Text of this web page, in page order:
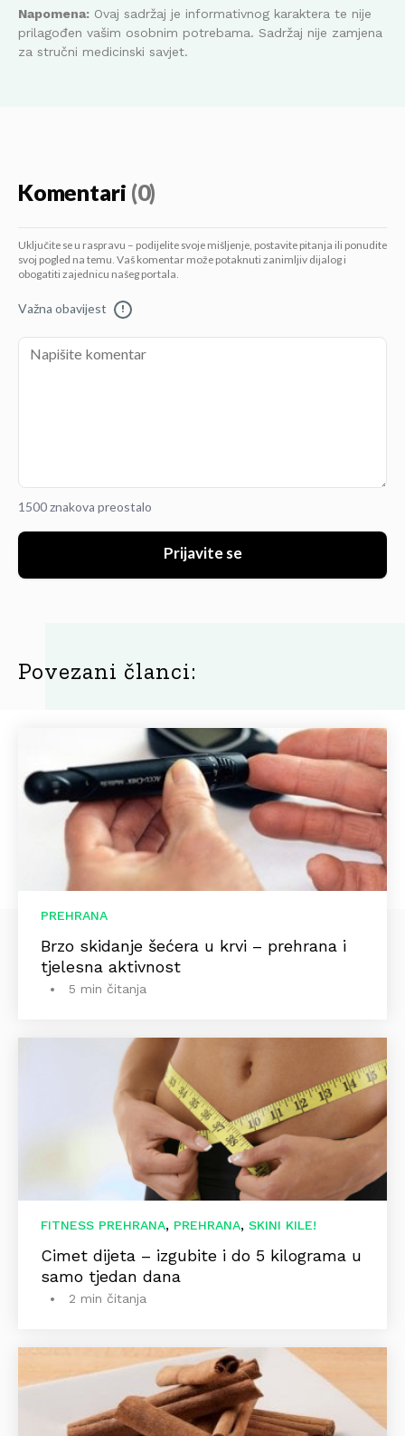
Napomena: Ovaj sadržaj je informativnog karaktera te nije
prilagođen vašim osobnim potrebama. Sadržaj nije zamjena
za stručni medicinski savjet.
Komentari (0)
Uključite se u raspravu – podijelite svoje mišljenje, postavite pitanja ili ponudite
svoj pogled na temu. Vaš komentar može potaknuti zanimljiv dijalog i
obogatiti zajednicu našeg portala.
Važna obavijest !
1500 znakova preostalo
Prijavite se
Povezani članci:
PREHRANA
Brzo skidanje šećera u krvi – prehrana i
tjelesna aktivnost
5 min čitanja
FITNESS PREHRANA, PREHRANA, SKINI KILE!
Cimet dijeta – izgubite i do 5 kilograma u
samo tjedan dana
2 min čitanja